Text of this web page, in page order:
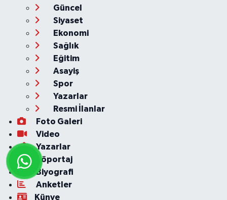
Güncel
Siyaset
Ekonomi
Sağlık
Eğitim
Asayiş
Spor
Yazarlar
Resmi İlanlar
Foto Galeri
Video
Yazarlar
Röportaj
Biyografi
Anketler
Künye